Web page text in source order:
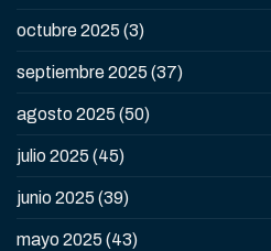
octubre 2025 (3)
septiembre 2025 (37)
agosto 2025 (50)
julio 2025 (45)
junio 2025 (39)
mayo 2025 (43)